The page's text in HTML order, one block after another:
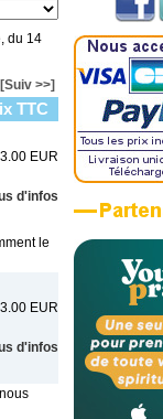
du 14
[Suiv >>]
TTC
3.00 EUR
d'infos
le
3.00 EUR
d'infos